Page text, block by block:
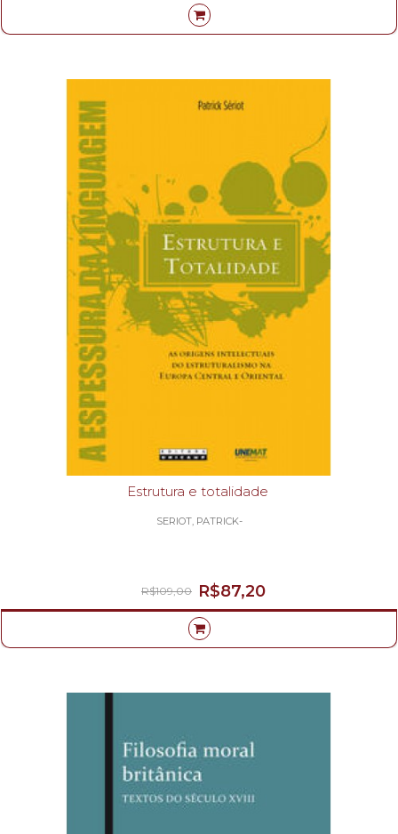
Estrutura e totalidade
SERIOT, PATRICK-
R$87,20
R$109,00